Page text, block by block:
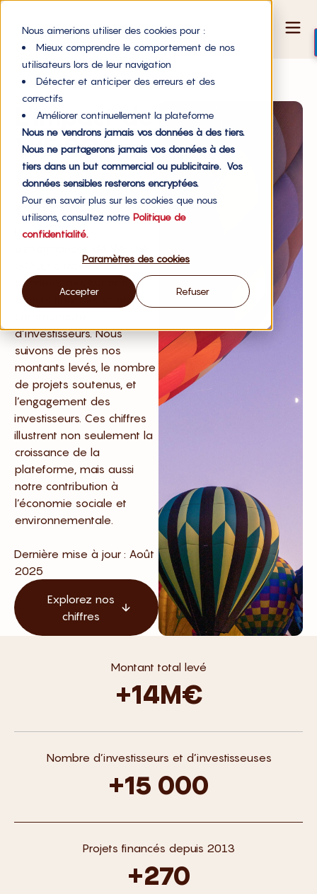
Nous aimerions utiliser des cookies pour :
Mieux comprendre le comportement de nos
utilisateurs lors de leur navigation
Détecter et anticiper des erreurs et des
correctifs
Améliorer continuellement la plateforme
Nous ne vendrons jamais vos données à des tiers.
Nous ne partagerons jamais vos données à des
tiers dans un but commercial ou publicitaire. Vos
données sensibles resterons encryptées.
Pour en savoir plus sur les cookies que nous
utilisons, consultez notre Politique de
confidentialité.
Paramètres des cookies
Accepter Refuser
L'impact de
WE DO
GOOD en
chiffres
Découvrez les
GOOD à travers des
données clés sur nos
projets financés et notre
d’investisseurs. Nous
suivons de près nos
montants levés, le nombre
de projets soutenus, et
l’engagement des
investisseurs. Ces chiffres
illustrent non seulement la
croissance de la
plateforme, mais aussi
notre contribution à
l’économie sociale et
environnementale.
Dernière mise à jour : Août
2025
Explorez nos
chiffres
Montant total levé
+14M€
+15 000
Nombre d’investisseurs et d’investisseuses
+270
Projets financés depuis 2013